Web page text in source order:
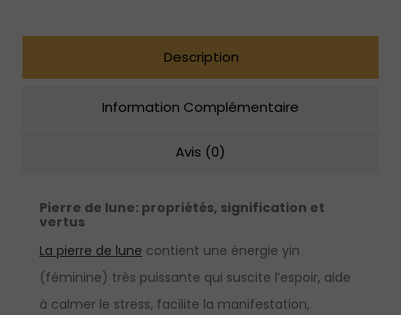
sterling
Description
Information Complémentaire
Avis (0)
Pierre de lune: propriétés, signification et
vertus
La pierre de lune contient une énergie yin
(féminine) très puissante qui suscite l’espoir, aide
à calmer le stress, facilite la manifestation,